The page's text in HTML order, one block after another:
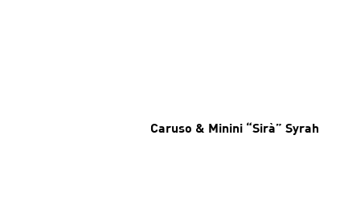
Caruso & Minini “Sirà” Syrah